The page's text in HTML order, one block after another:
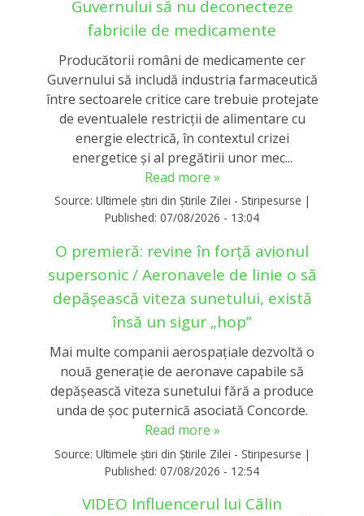
Guvernului să nu deconecteze
fabricile de medicamente
Producătorii români de medicamente cer
Guvernului să includă industria farmaceutică
între sectoarele critice care trebuie protejate
de eventualele restricții de alimentare cu
energie electrică, în contextul crizei
energetice și al pregătirii unor mec...
Read more »
Source: Ultimele știri din Știrile Zilei - Stiripesurse |
Published: 07/08/2026 - 13:04
O premieră: revine în forță avionul
supersonic / Aeronavele de linie o să
depășească viteza sunetului, există
însă un sigur „hop”
Mai multe companii aerospațiale dezvoltă o
nouă generație de aeronave capabile să
depășească viteza sunetului fără a produce
unda de șoc puternică asociată Concorde.
Read more »
Source: Ultimele știri din Știrile Zilei - Stiripesurse |
Published: 07/08/2026 - 12:54
VIDEO Influencerul lui Călin